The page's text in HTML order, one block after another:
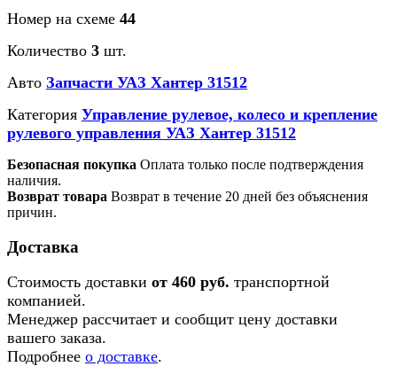
Номер на схеме 44
Количество 3 шт.
Авто Запчасти УАЗ Хантер 31512
Категория Управление рулевое, колесо и крепление
рулевого управления УАЗ Хантер 31512
Безопасная покупка Оплата только после подтверждения
наличия.
Возврат товара Возврат в течение 20 дней без объяснения
причин.
Доставка
Стоимость доставки от 460 руб. транспортной
компанией.
Менеджер рассчитает и сообщит цену доставки
вашего заказа.
Подробнее о доставке.